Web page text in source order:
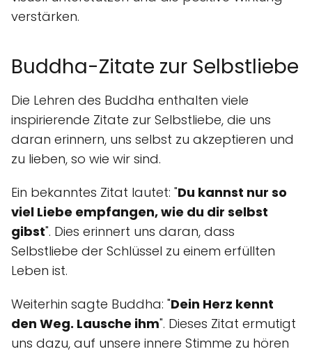
verstärken.
Buddha-Zitate zur Selbstliebe
Die Lehren des Buddha enthalten viele
inspirierende Zitate zur Selbstliebe, die uns
daran erinnern, uns selbst zu akzeptieren und
zu lieben, so wie wir sind.
Ein bekanntes Zitat lautet: "Du kannst nur so
viel Liebe empfangen, wie du dir selbst
gibst". Dies erinnert uns daran, dass
Selbstliebe der Schlüssel zu einem erfüllten
Leben ist.
Weiterhin sagte Buddha: "Dein Herz kennt
den Weg. Lausche ihm". Dieses Zitat ermutigt
uns dazu, auf unsere innere Stimme zu hören